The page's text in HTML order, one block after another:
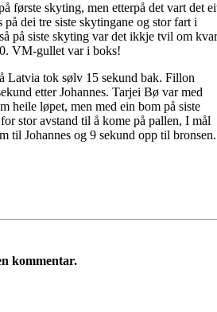
første skyting, men etterpå det vart det
dei tre siste skytingane og stor fart i
på siste skyting var det ikkje tvil om kvar
VM-gullet var i boks!
Latvia tok sølv 15 sekund bak. Fillon
etter Johannes. Tarjei Bø var med
heile løpet, men med ein bom på siste
stor avstand til å kome på pallen, I mål
til Johannes og 9 sekund opp til bronsen.
kommentar.